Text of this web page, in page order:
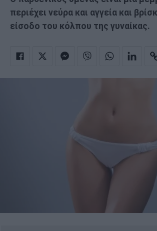
περιέχει νεύρα και αγγεία και
είσοδο του κόλπου της γυναίκας.